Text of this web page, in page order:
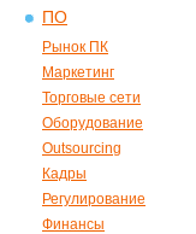
ПО
Рынок ПК
Маркетинг
Торговые сети
Оборудование
Outsourcing
Кадры
Регулирование
Финансы